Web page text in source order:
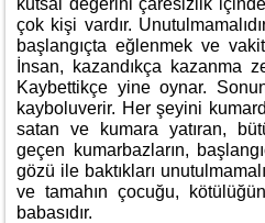
çok kişi vardır.
başlangıçta eğlenmek ve
İnsan, kazandıkça kazanma
Kaybettikçe yine oynar.
kayboluverir. Her şeyini
satan ve kumara yatıran,
geçen kumarbazların,
gözü ile baktıkları
ve tamahın çocuğu,
babasıdır.